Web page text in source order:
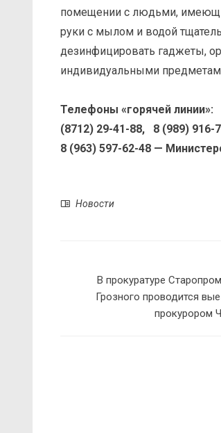
помещении с людьми,
руки с мылом и водой
дезинфицировать гаджеты,
индивидуальными
Телефоны «горячей линии»:
(8712) 29-41-88, 8 (989)
8 (963) 597-62-48 —
Новости
В прокуратуре
Грозного проводится
прокурором